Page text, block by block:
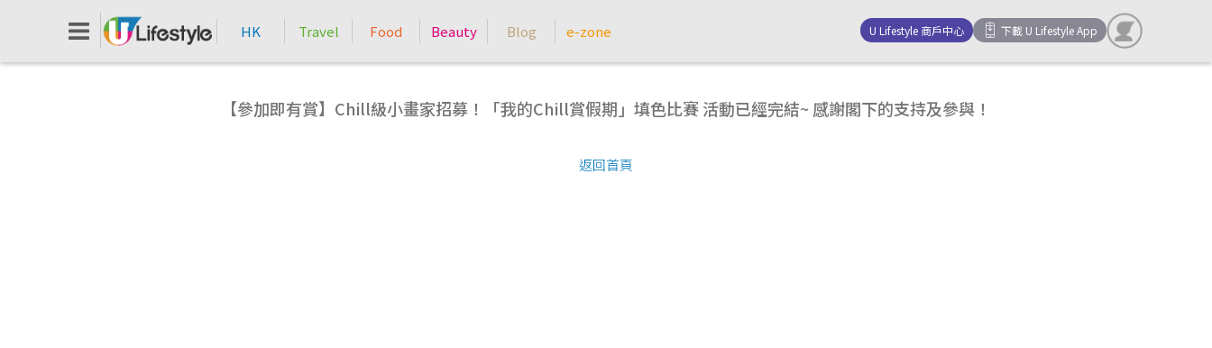
HK Travel Food Beauty Blog e-zone U Lifestyle 商戶中心 下載 U Lifestyle App
【參加即有賞】Chill級小畫家招募！「我的Chill賞假期」填色比賽 活動已經完結~ 感謝閣下的支持及參與！
返回首頁